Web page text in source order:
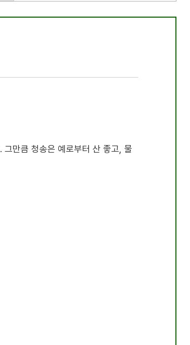
.그만큼 청송은 예로부터 산 좋고 ,물